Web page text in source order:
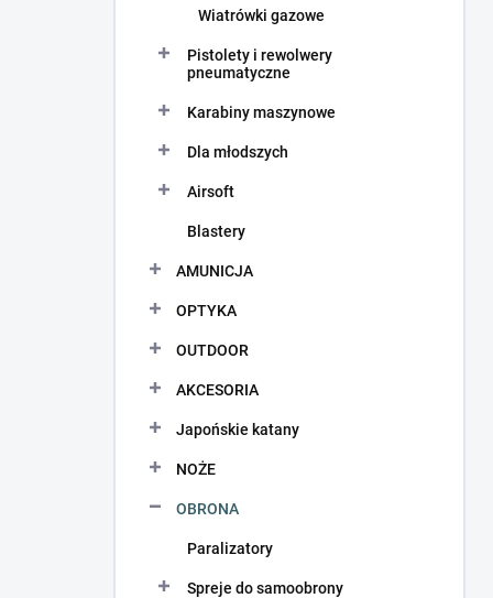
Wiatrówki gazowe
Pistolety i rewolwery
pneumatyczne
Karabiny maszynowe
Dla młodszych
Airsoft
Blastery
AMUNICJA
OPTYKA
OUTDOOR
AKCESORIA
Japońskie katany
NOŻE
OBRONA
Paralizatory
Spreje do samoobrony